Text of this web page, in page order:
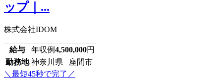
ップ｜...
株式会社IDOM
給与 年収例4,500,000円
勤務地 神奈川県 座間市
＼最短45秒で完了／